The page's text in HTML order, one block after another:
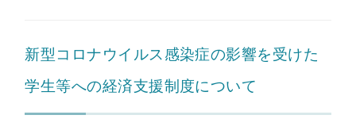
新型コロナウイルス感染症の影響を受けた
学生等への経済支援制度について